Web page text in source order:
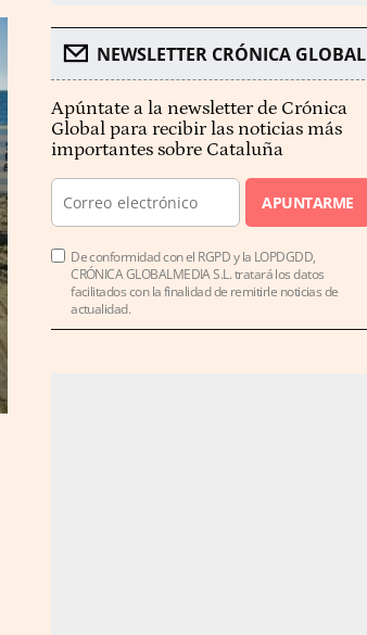
NEWSLETTER CRÓNICA GLOBAL
Apúntate a la newsletter de Crónica
Global para recibir las noticias más
importantes sobre Cataluña
APUNTARME
De conformidad con el RGPD y la LOPDGDD,
CRÓNICA GLOBALMEDIA S.L. tratará los datos
facilitados con la finalidad de remitirle noticias de
actualidad.